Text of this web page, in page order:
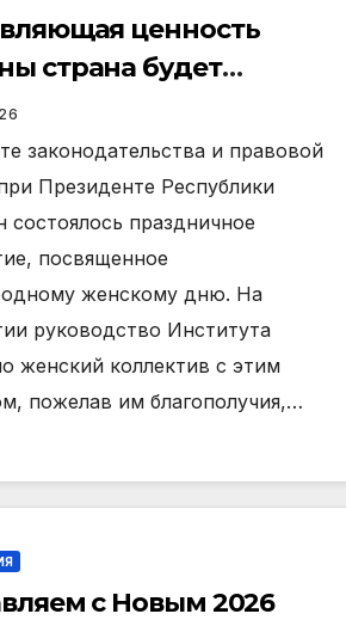
ценность
страна будет
законодательства и правовой
Президенте Республики
состоялось праздничное
посвященное
женскому дню. На
руководство Института
женский коллектив с этим
пожелав им благополучия,…
с Новым 2026